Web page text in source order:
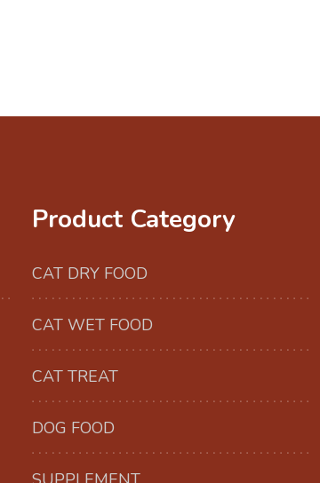
Product Category
CAT DRY FOOD
CAT WET FOOD
CAT TREAT
DOG FOOD